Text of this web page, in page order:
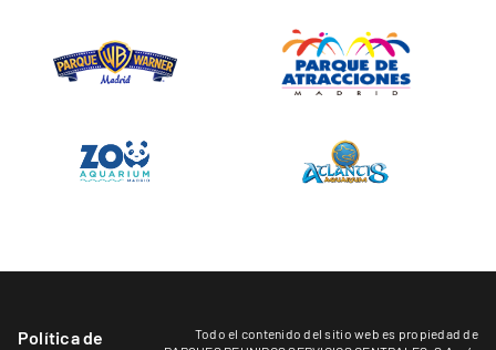
Política de
Todo el contenido del sitio web es propiedad de